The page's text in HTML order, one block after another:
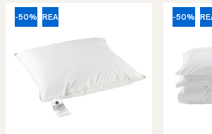
-50% REA -50%